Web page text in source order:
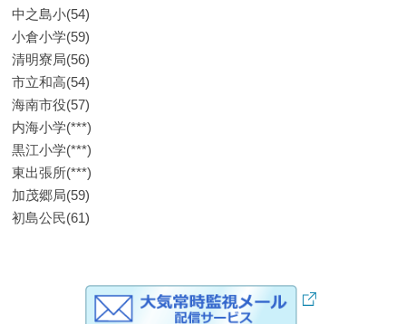
中之島小(54)
小倉小学(59)
清明寮局(56)
市立和高(54)
海南市役(57)
内海小学(***)
黒江小学(***)
東出張所(***)
加茂郷局(59)
初島公民(61)